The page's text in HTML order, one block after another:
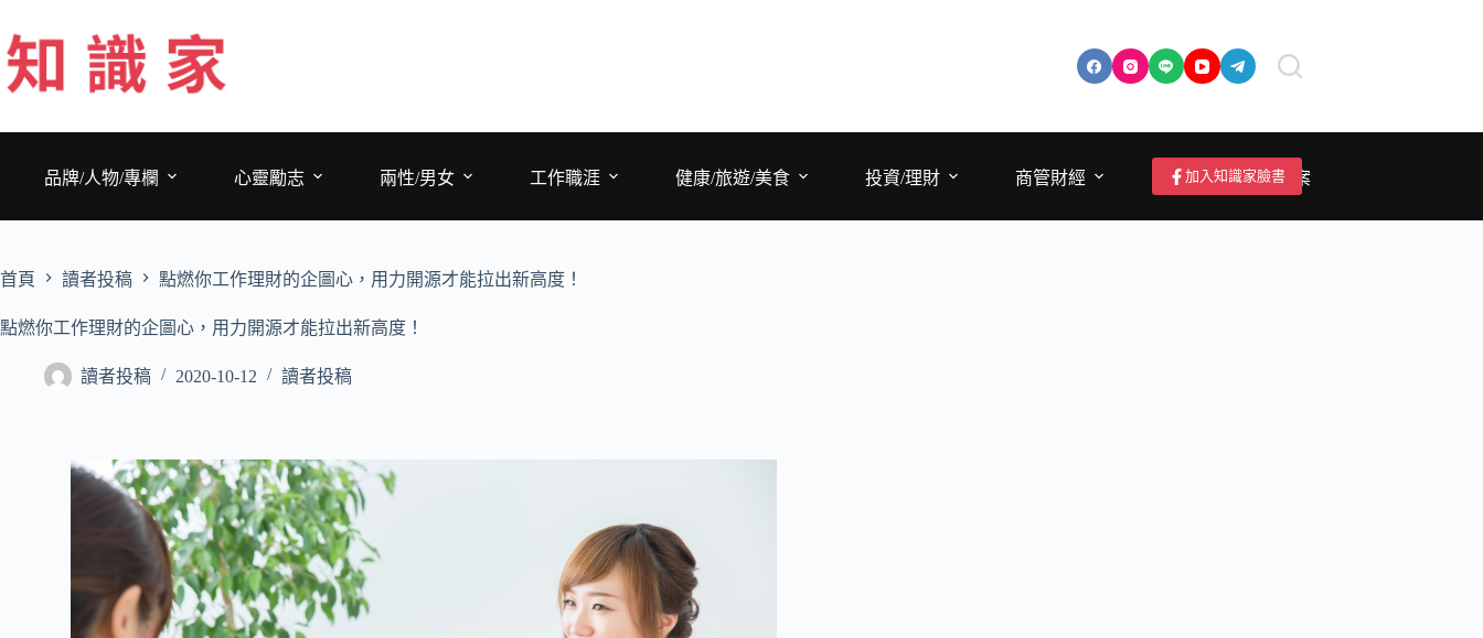
至
主
要
品牌/人物/專欄
心靈勵志 兩性/男女 工作職涯 健康/旅遊/美食 投資/理財 商管財經 成為作者/投稿/提案
加入知識家臉書
首頁 讀者投稿 點燃你工作理財的企圖心，用力開源才能拉出新高度！
點燃你工作理財的企圖心，用力開源才能拉出新高度！
讀者投稿 2020-10-12 讀者投稿